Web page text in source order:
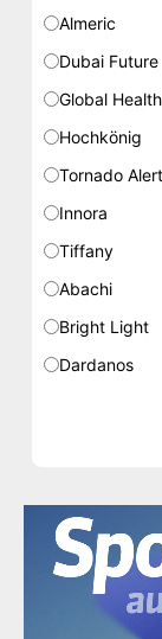
Almeric
Dubai Future
Global Health
Hochkönig
Tornado Alert
Innora
Tiffany
Abachi
Bright Light
Dardanos